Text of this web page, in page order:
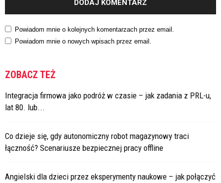
Powiadom mnie o kolejnych komentarzach przez email.
Powiadom mnie o nowych wpisach przez email.
ZOBACZ TEŻ
Integracja firmowa jako podróż w czasie – jak zadania z PRL-u,
lat 80. lub...
Co dzieje się, gdy autonomiczny robot magazynowy traci
łączność? Scenariusze bezpiecznej pracy offline
Angielski dla dzieci przez eksperymenty naukowe – jak połączyć